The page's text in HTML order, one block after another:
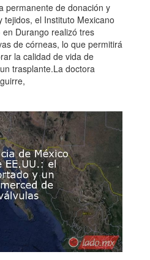
permanente de donación y
el Instituto Mexicano
Durango realizó tres
de córneas, lo que permitirá
la calidad de vida de
trasplante.La doctora